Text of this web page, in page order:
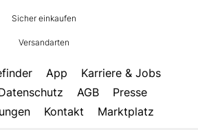
Sicher einkaufen
Versandarten
App
Karriere & Jobs
AGB
Presse
Kontakt Marktplatz